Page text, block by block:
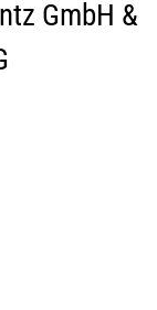
GmbH &